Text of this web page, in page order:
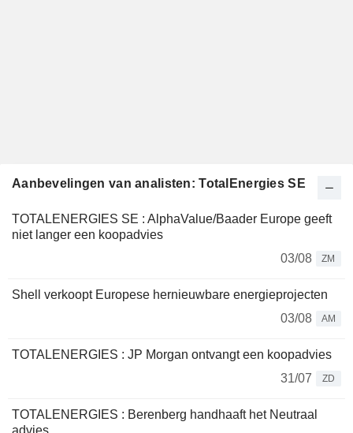
Aanbevelingen van analisten: TotalEnergies SE
TOTALENERGIES SE : AlphaValue/Baader Europe geeft
niet langer een koopadvies
03/08
ZM
Shell verkoopt Europese hernieuwbare energieprojecten
03/08
AM
TOTALENERGIES : JP Morgan ontvangt een koopadvies
31/07
ZD
TOTALENERGIES : Berenberg handhaaft het Neutraal
advies